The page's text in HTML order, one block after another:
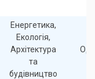
Енергетика,
Екологія,
Архітектура
та
будівництво